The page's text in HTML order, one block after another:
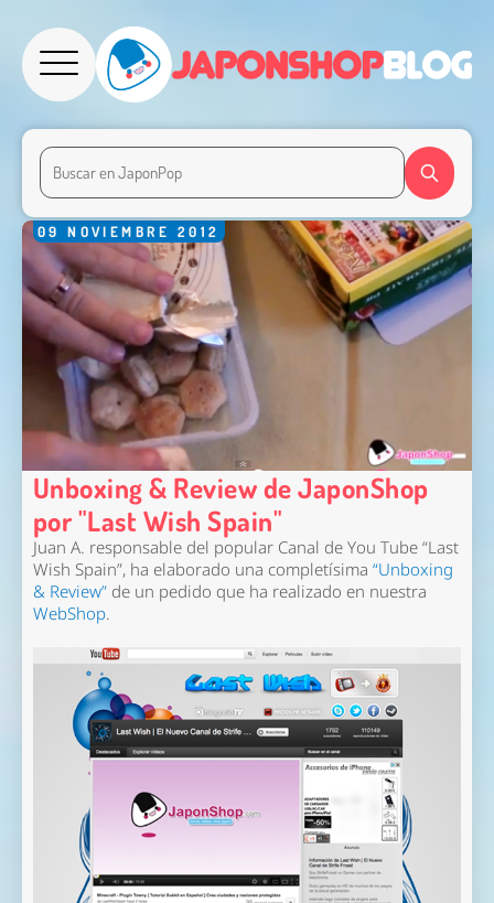
09 NOVIEMBRE 2012
Unboxing & Review de JaponShop
por "Last Wish Spain"
Juan A. responsable del popular Canal de You Tube “Last
Wish Spain”, ha elaborado una completísima “Unboxing
& Review”de un pedido que ha realizado en nuestra
WebShop.